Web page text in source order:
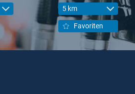
5 km
Favoriten